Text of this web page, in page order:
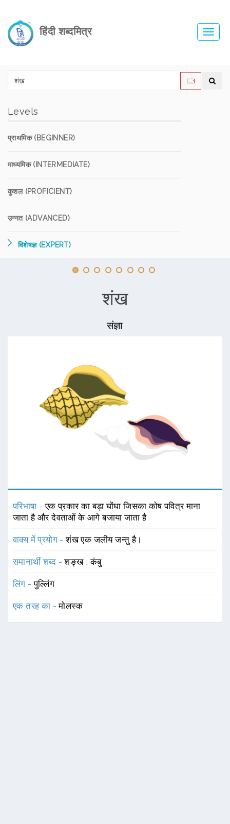
हिंदी शब्दमित्र
Levels
प्राथमिक (BEGINNER)
माध्यमिक (INTERMEDIATE)
कुशल (PROFICIENT)
उन्नत (ADVANCED)
विशेषज्ञ (EXPERT)
शंख
संज्ञा
परिभाषा -एक प्रकार का बड़ा घोंघा जिसका कोष पवित्र माना
जाता है और देवताओं के आगे बजाया जाता है
वाक्य में प्रयोग -शंख एक जलीय जन्तु है।
समानार्थी शब्द -शङ्ख ,कंबु
लिंग -पुल्लिंग
एक तरह का -मोलस्क